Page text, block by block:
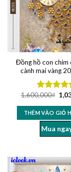
Đồng hồ con chim
cành mai vàng
Được xếp
hạng5.00
5 sao
1,600,000₫
THÊM VÀO GIỎ
Mua